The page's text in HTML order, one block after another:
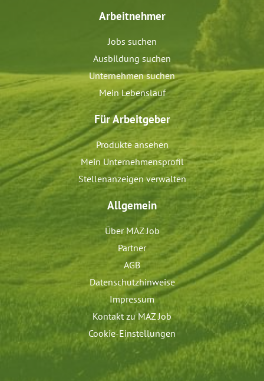
Arbeitnehmer
Jobs suchen
Ausbildung suchen
Unternehmen suchen
Mein Lebenslauf
Für Arbeitgeber
Produkte ansehen
Mein Unternehmensprofil
Stellenanzeigen verwalten
Allgemein
Über MAZ Job
Partner
AGB
Datenschutzhinweise
Impressum
Kontakt zu MAZ Job
Cookie-Einstellungen